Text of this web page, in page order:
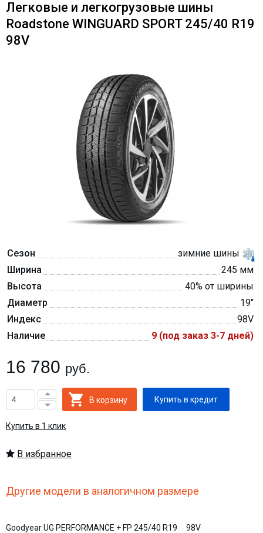
Легковые и легкогрузовые шины
Roadstone WINGUARD SPORT 245/40 R19
98V
Сезон
зимние шины
Ширина
245 мм
Высота
40% от ширины
Диаметр
19″
Индекс
98V
Наличие
9 (под заказ 3-7 дней)
16 780 руб.
Купить в кредит
Купить в 1 клик
В избранное
Другие модели в аналогичном размере
Goodyear UG PERFORMANCE + FP 245/40 R19
98V